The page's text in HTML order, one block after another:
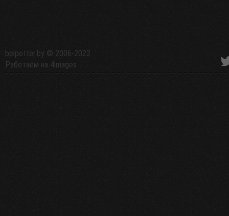
belpotter.by © 2006-2022
Работаем на 4images